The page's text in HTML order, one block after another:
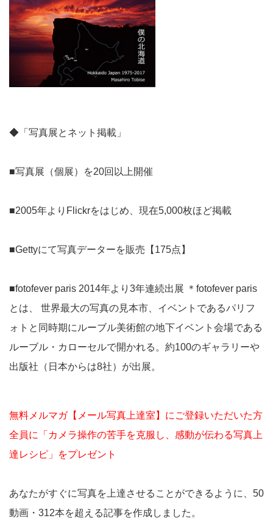
◆「写真展とネット掲載」
■写真展（個展）を20回以上開催
■2005年よりFlickrをはじめ、現在5,000枚ほど掲載
■Gettyにて写真データーを販売【175点】
■fotofever paris 2014年より3年連続出展 ＊fotofever paris
とは、 世界最大の写真の見本市、イベントであるパリフ
ォトと同時期にルーブル美術館の地下イベント会場である
ルーブル・カローセルで開かれる。約100のギャラリーや
出版社（日本からは8社）が出展。
無料メルマガ【メール写真上達室】にご登録いただいた方
全員に「カメラ操作の苦手を克服し、感動が伝わる写真上
達レシピ」をプレゼント
あなたがすぐに写真を上達させることができるように、50
動画・312本を超える記事を作成しました。